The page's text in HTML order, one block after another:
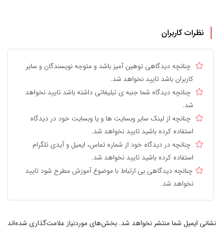
نظرات کاربران
چنانچه دیدگاهی توهین آمیز باشد و متوجه نویسندگان و سایر
کاربران باشد تایید نخواهد شد.
چنانچه دیدگاه شما جنبه ی تبلیغاتی داشته باشد تایید نخواهد
شد.
چنانچه از لینک سایر وبسایت ها و یا وبسایت خود در دیدگاه
استفاده کرده باشید تایید نخواهد شد.
چنانچه در دیدگاه خود از شماره تماس، ایمیل و آیدی تلگرام
استفاده کرده باشید تایید نخواهد شد.
چنانچه دیدگاهی بی ارتباط با موضوع آموزش مطرح شود تایید
نخواهد شد.
نشانی ایمیل شما منتشر نخواهد شد. بخش‌های موردنیاز علامت‌گذاری شده‌اند